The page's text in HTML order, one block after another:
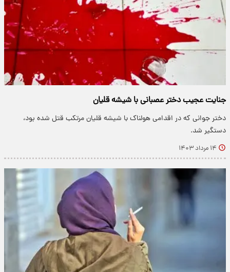
جنایت عجیب دختر عصبانی با شیشه قلیان
دختر جوانی که در اقدامی هولناک با شیشه قلیان مرتکب قتل شده بود،
دستگیر شد.
۱۴ مرداد ۱۴۰۳